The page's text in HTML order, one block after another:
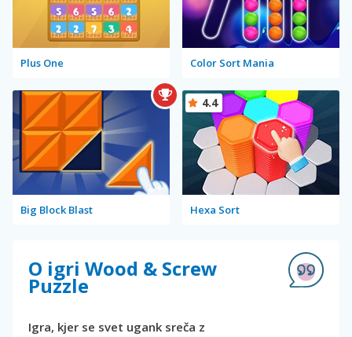
Plus One Color Sort Mania
Big Block Blast Hexa Sort
4.4
O igri Wood & Screw
Puzzle
Igra, kjer se svet ugank sreča z